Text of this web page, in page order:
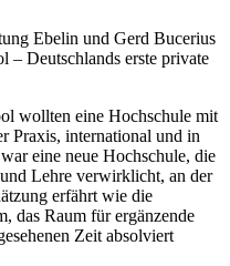
Ebelin und Gerd Bucerius
– Deutschlands erste private
wollten eine Hochschule mit
Praxis, international und in
eine neue Hochschule, die
Lehre verwirklicht, an der
erfährt wie die
das Raum für ergänzende
Zeit absolviert